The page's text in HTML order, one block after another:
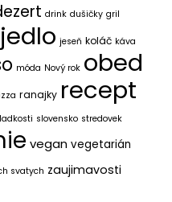
drink dušičky gril
jedlo jeseň koláč káva
móda Nový rok obed
ranajky recept
slovensko stredovek
vegan vegetarián
svatych zaujimavosti